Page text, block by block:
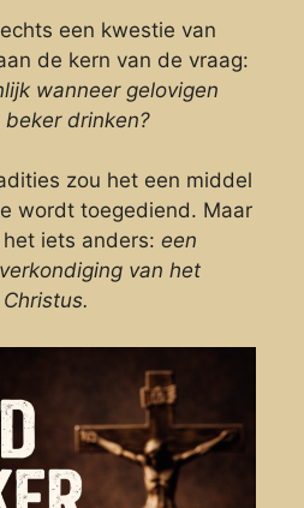
een kwestie van
de kern van de vraag:
wanneer gelovigen
drinken?
zou het een middel
wordt toegediend. Maar
iets anders: een
van het